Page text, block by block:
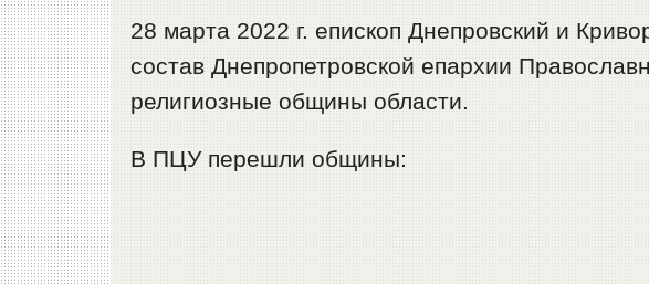
28 марта 2022 г. епископ Днепровский и
состав Днепропетровской епархии
религиозные общины области.
В ПЦУ перешли общины: